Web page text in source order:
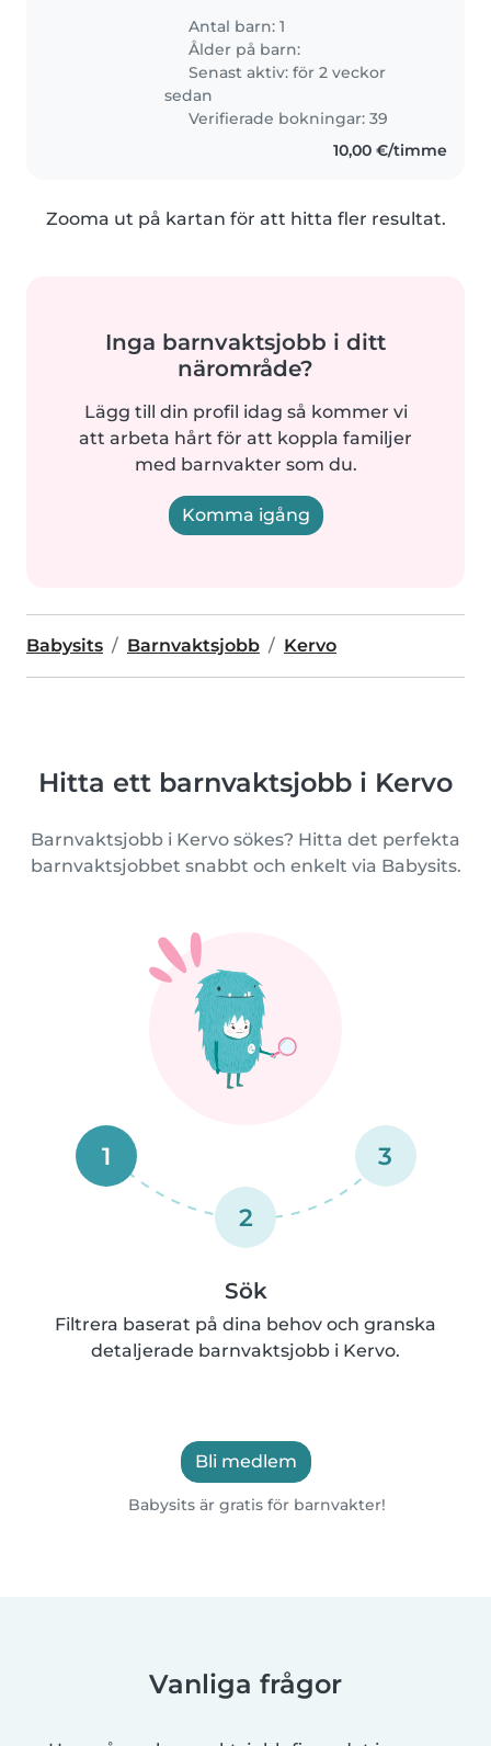
Antal barn: 1
Ålder på barn:
Senast aktiv: för 2 veckor
sedan
Verifierade bokningar: 39
10,00 €/timme
Zooma ut på kartan för att hitta fler resultat.
Inga barnvaktsjobb i ditt
närområde?
Lägg till din profil idag så kommer vi
att arbeta hårt för att koppla familjer
med barnvakter som du.
Komma igång
Babysits Barnvaktsjobb Kervo
Hitta ett barnvaktsjobb i Kervo
Barnvaktsjobb i Kervo sökes? Hitta det perfekta
barnvaktsjobbet snabbt och enkelt via Babysits.
1
2
3
Sök
Filtrera baserat på dina behov och granska
detaljerade barnvaktsjobb i Kervo.
Bli medlem
Babysits är gratis för barnvakter!
Vanliga frågor